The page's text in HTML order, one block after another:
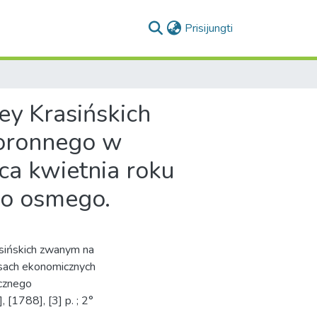
Prisijungti
Krasińskich
w
kwietnia roku
osmego.
zwanym na
ekonomicznych
[1788], [3] p. ; 2°